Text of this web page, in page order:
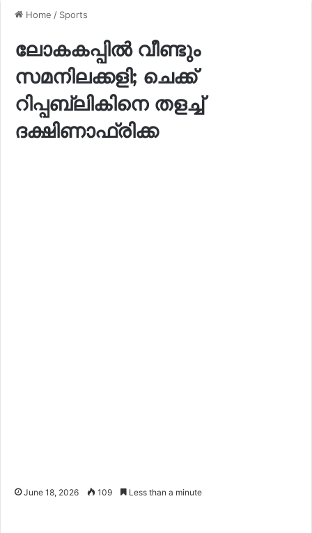
Home / Sports
ലോകകപ്പിൽ വീണ്ടും
സമനിലക്കളി; ചെക്ക്
റിപ്പബ്ലികിനെ തളച്ച്
ദക്ഷിണാഫ്രിക്ക
June 18, 2026 109 Less than a minute